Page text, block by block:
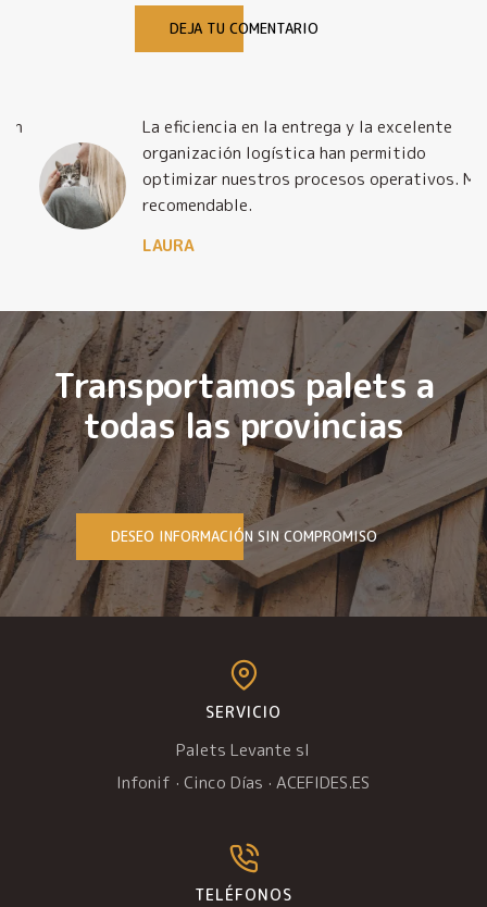
DEJA TU COMENTARIO
La eficiencia en la entrega y la excelente
organización logística han permitido
optimizar nuestros procesos operativos. Muy
recomendable.
LAURA
Transportamos palets a
todas las provincias
DESEO INFORMACIÓN SIN COMPROMISO
SERVICIO
Palets Levante sl
Infonif ·Cinco Días ·ACEFIDES.ES
TELÉFONOS